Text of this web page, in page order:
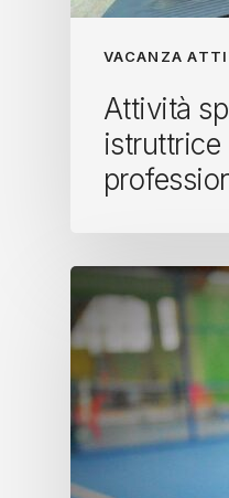
VACANZA
Attività
istruttrice